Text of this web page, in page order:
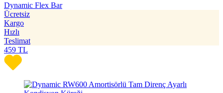
Dynamic Flex Bar
Ücretsiz
Kargo
Hızlı
Teslimat
459 TL